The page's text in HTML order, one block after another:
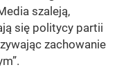
szaleją,
się politycy partii
zachowanie